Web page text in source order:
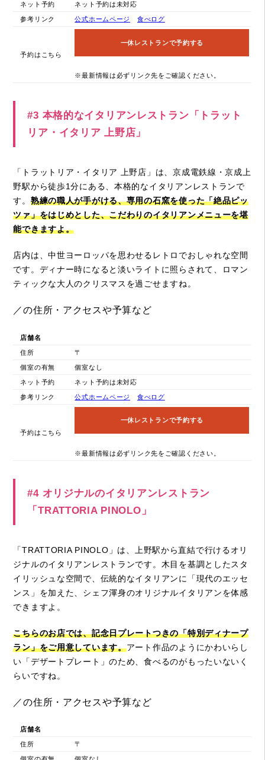
ネット予約 ネット予約は未対応
参考リンク 公式ホームページ 食べログ
予約はこちら
一休レストランで予約する
※最新情報は必ずリンク先をご確認ください。
#3 本格的なイタリアンレストラン「トラット
リア・イタリア 上野店」
「トラットリア・イタリア 上野店」は、京成電鉄線・京成上
野駅から徒歩1分にある、本格的なイタリアンレストランで
す。 熟練の職人が手がける、専用の石窯を使った「絶品ピッ
ツァ」をはじめとした、こだわりのイタリアンメニューを堪
能できますよ。
店内は、中世ヨーロッパを思わせるレトロでおしゃれな空間
です。ディナー時になると淡いライトに照らされて、ロマン
ティックな大人のクリスマスを過ごせますね。
／の住所・アクセスや予算など
店舗名
住所 〒
個室の有無 個室なし
ネット予約 ネット予約は未対応
参考リンク 公式ホームページ 食べログ
予約はこちら
一休レストランで予約する
※最新情報は必ずリンク先をご確認ください。
#4 オリジナルのイタリアンレストラン
「TRATTORIA PINOLO」
「TRATTORIA PINOLO」は、上野駅から直結で行けるオリ
ジナルのイタリアンレストランです。木目を基調としたスタ
イリッシュな空間で、伝統的なイタリアンに「現代のエッセ
ンス」を加えた、シェフ渾身のオリジナルイタリアンを体感
できますよ。
こちらのお店では、記念日プレートつきの「特別ディナープ
ラン」をご用意しています。アート作品のようにかわいらし
い「デザートプレート」のため、食べるのがもったいないく
らいですね。
／の住所・アクセスや予算など
店舗名
住所 〒